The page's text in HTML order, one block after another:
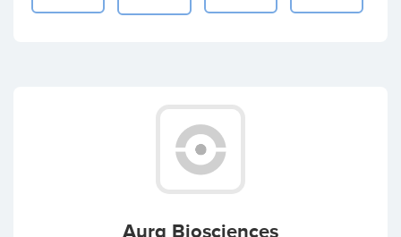
Aura Biosciences